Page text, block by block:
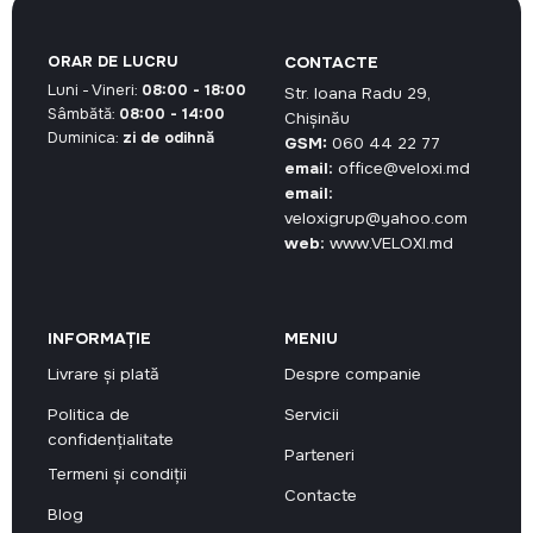
CONTACTE
Str. Ioana Radu 29,
Chișinău
GSM: 060 44 22 77
email: office@veloxi.md
email:
veloxigrup@yahoo.com
web: www.VELOXI.md
INFORMAȚIE
Livrare și plată
Politica de
confidențialitate
Termeni și condiții
Blog
MENIU
Despre companie
Servicii
Parteneri
Contacte
ORAR DE LUCRU
Luni - Vineri: 08:00 - 18:00
Sâmbătă: 08:00 - 14:00
Duminica: zi de odihnă